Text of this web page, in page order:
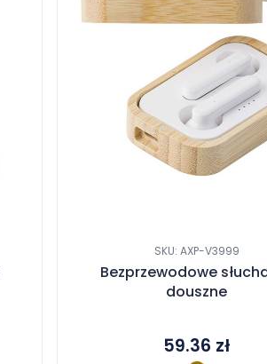
SKU: AXP-V3999
Bezprzewodowe
douszne
59.36 zł